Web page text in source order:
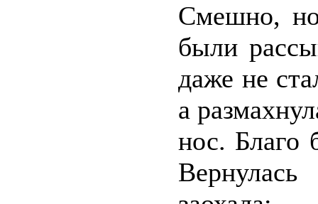
Смешно,
были
даже не
а
нос. Благо